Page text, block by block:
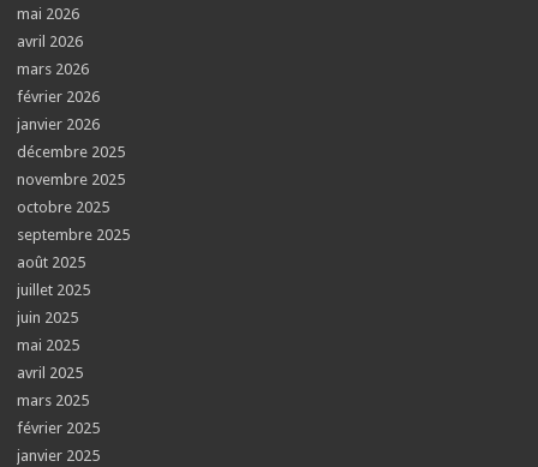
mai 2026
avril 2026
mars 2026
février 2026
janvier 2026
décembre 2025
novembre 2025
octobre 2025
septembre 2025
août 2025
juillet 2025
juin 2025
mai 2025
avril 2025
mars 2025
février 2025
janvier 2025